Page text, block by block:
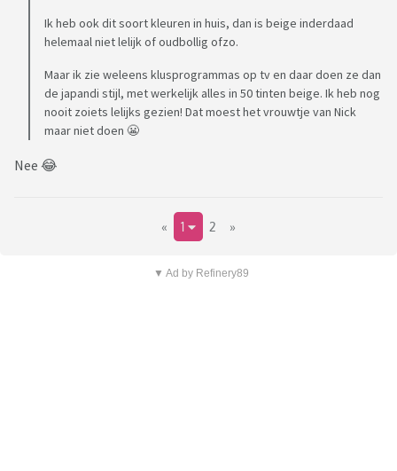
Ik heb ook dit soort kleuren in huis, dan is beige inderdaad
helemaal niet lelijk of oudbollig ofzo.
Maar ik zie weleens klusprogrammas op tv en daar doen ze dan
de japandi stijl, met werkelijk alles in 50 tinten beige. Ik heb nog
nooit zoiets lelijks gezien! Dat moest het vrouwtje van Nick
maar niet doen 😬
Nee 😂
« 1 2 »
▼ Ad by Refinery89